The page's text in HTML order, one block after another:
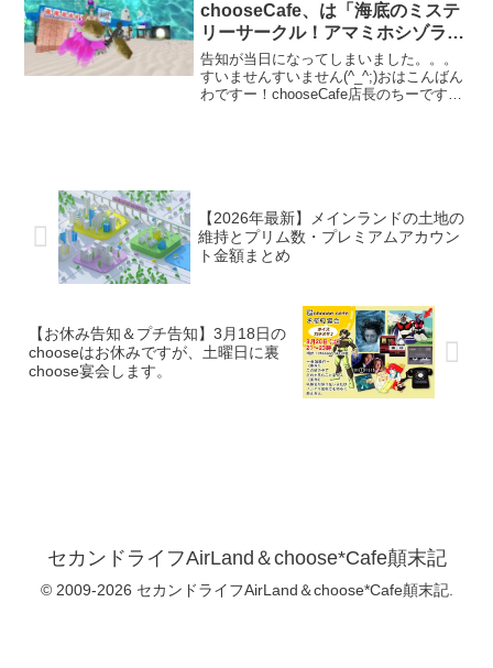
chooseCafe、は「海底のミステ
リーサークル！アマミホシゾラフ
グで遊ぼうデー」で回転です
告知が当日になってしまいました。。。
すいませんすいません(^_^;)おはこんばん
わですー！chooseCafe店長のちーです！
【2026年最新】メインランドの土地の
維持とプリム数・プレミアムアカウン
ト金額まとめ
【お休み告知＆プチ告知】3月18日の
chooseはお休みですが、土曜日に裏
choose宴会します。
セカンドライフAirLand＆choose*Cafe顛末記
© 2009-2026 セカンドライフAirLand＆choose*Cafe顛末記.